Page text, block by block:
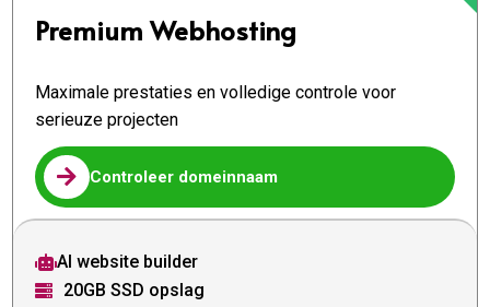
Premium Webhosting
Maximale prestaties en volledige controle voor
serieuze projecten
 Controleer domeinnaam
AI website builder
 20GB SSD opslag